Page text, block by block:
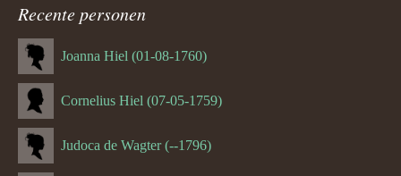
Recente personen
Joanna Hiel (01-08-1760)
Cornelius Hiel (07-05-1759)
Judoca de Wagter (--1796)